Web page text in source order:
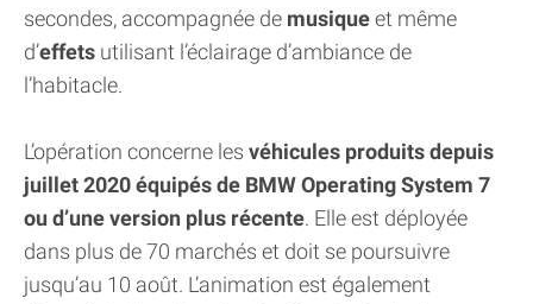
secondes, accompagnée de musiqueet même
d’effets utilisant l’éclairage d’ambiance de
l’habitacle.
L’opération concerne les véhicules produits depuis
juillet 2020 équipés de BMW Operating System 7
ou d’une version plus récente. Elle est déployée
dans plus de 70 marchés et doit se poursuivre
jusqu’au 10 août. L’animation est également